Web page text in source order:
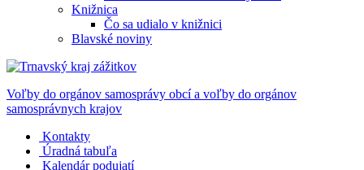
Knižnica
Čo sa udialo v knižnici
Blavské noviny
Voľby do orgánov samosprávy obcí a voľby do orgánov
samosprávnych krajov
Kontakty
Úradná tabuľa
Kalendár podujatí